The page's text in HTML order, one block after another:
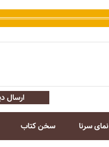
ارسال
نمای سرنا سخن کتاب